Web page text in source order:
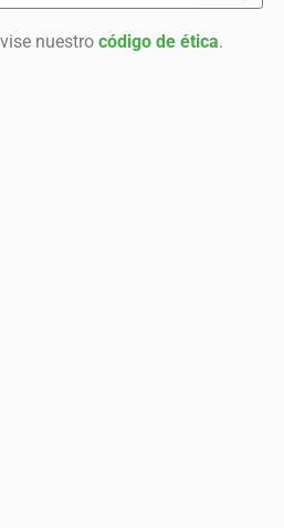
nuestro código de ética.